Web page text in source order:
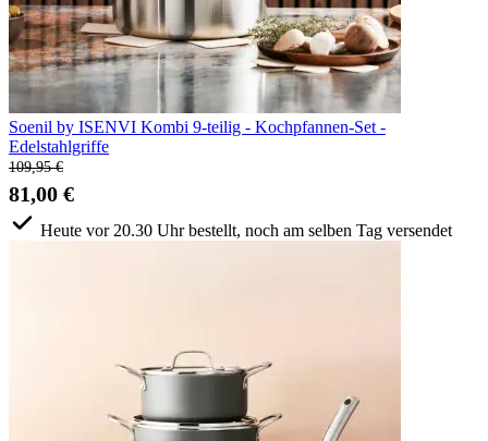
Soenil by ISENVI Kombi 9-teilig - Kochpfannen-Set -
Edelstahlgriffe
109,95 €
81,00 €
Heute vor 20.30 Uhr bestellt, noch am selben Tag versendet